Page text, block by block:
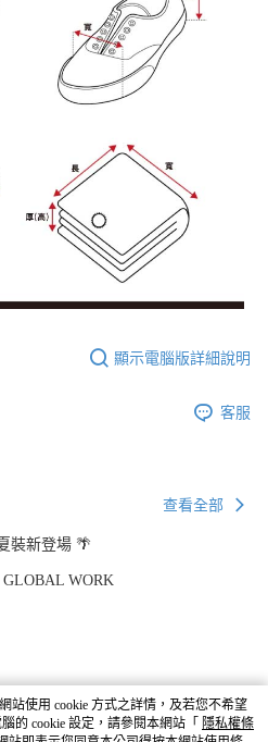
顯示電腦版詳細說明
客服
查看全部
裝新登場 🌴
GLOBAL WORK
站使用 cookie 方式之詳情，及若您不希望
的 cookie 設定，請參閱本網站「 隱私權條